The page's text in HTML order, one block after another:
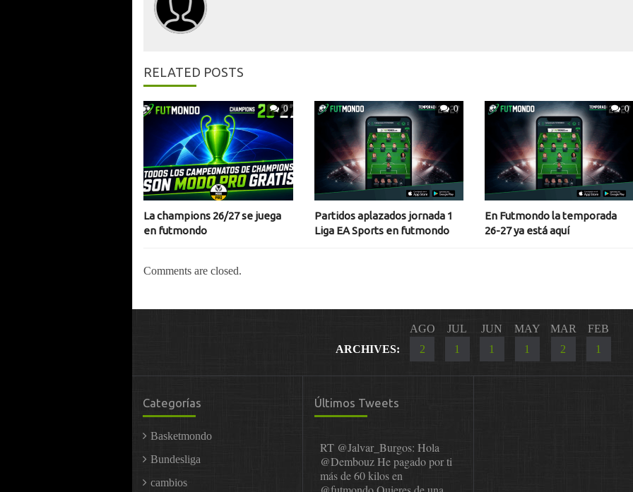
RELATED POSTS
0
La champions 26/27 se juega
en futmondo
0
Partidos aplazados jornada 1
Liga EA Sports en futmondo
0
En Futmondo la temporada
26-27 ya está aquí
Comments are closed.
ARCHIVES:
AGO
2
JUL
1
JUN
1
MAY
1
MAR
2
FEB
1
Categorías
Basketmondo
Bundesliga
cambios
Últimos Tweets
RT @Jalvar_Burgos: Hola
@DembouzHe pagado por ti
más de 60 kilos en